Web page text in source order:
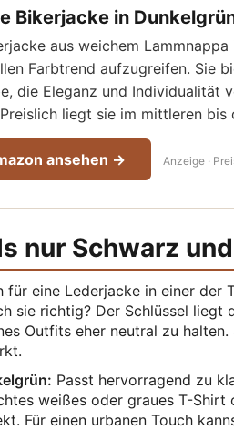
Bikerjacke in
aus weichem
Farbtrend aufzugreifen. Sie
die Eleganz und Individualität
liegt sie im mittleren
ansehen → Anzeige ·
nur Schwarz
für eine Lederjacke in einer der
sie richtig? Der Schlüssel
Outfits eher neutral zu
Passt hervorragend zu
weißes oder graues T-
Für einen urbanen Touch